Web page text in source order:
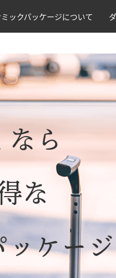
ックパッケージについて
なら
な
ケージ